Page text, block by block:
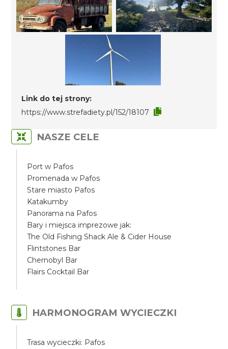
Link do tej strony:
https://www.strefadiety.pl/152/18107
NASZE CELE
Port w Pafos
Promenada w Pafos
Stare miasto Pafos
Katakumby
Panorama na Pafos
Bary i miejsca imprezowe jak:
The Old Fishing Shack Ale & Cider House
Flintstones Bar
Chernobyl Bar
Flairs Cocktail Bar
HARMONOGRAM WYCIECZKI
Trasa wycieczki: Pafos